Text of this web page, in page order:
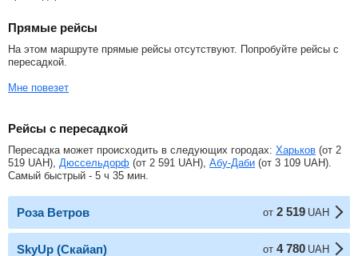
Прямые рейсы
На этом маршруте прямые рейсы отсутствуют. Попробуйте рейсы с
пересадкой.
Мне повезет
Рейсы с пересадкой
Пересадка может происходить в следующих городах: Харьков (от 2
519 UAH), Дюссельдорф (от 2 591 UAH), Абу-Даби (от 3 109 UAH).
Самый быстрый - 5 ч 35 мин.
Роза Ветров от 2 519 UAH
SkyUp (Скайап) от 4 780 UAH